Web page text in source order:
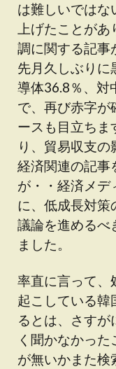
は難しいではな
上げたことが
調に関する記事
先月久しぶりに
導体36.8％、対
で、再び赤字が
ースも目立ちま
り、貿易収支
経済関連の記事
が・・経済メデ
に、低成長対策
議論を進めるべ
ました。
率直に言って、
起こしている韓
るとは、さすが
く聞かなかっ
が無いかまた検